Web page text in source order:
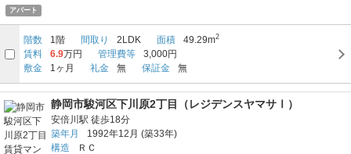
アパート
階数 1階 間取り 2LDK 面積 49.29m2
賃料 6.9万円 管理費等
3,000円
敷金
1ヶ月 礼金 無 保証金 無
静岡市駿河区下川原2丁目（レジデンスヤマサⅠ）
安倍川駅 徒歩18分
築年月
1992年12月 (築33年)
構造
ＲＣ